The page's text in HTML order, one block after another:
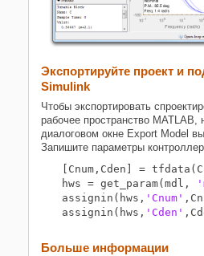
Экспортируйте проект и
Simulink
Чтобы экспортировать
рабочее пространство MATLAB,
диалоговом окне Export Model
Запишите параметры
[Cnum,Cden] =
hws = get_param(mdl,
assignin(hws, 'Cnum'
assignin(hws, 'Cden'
Больше информации